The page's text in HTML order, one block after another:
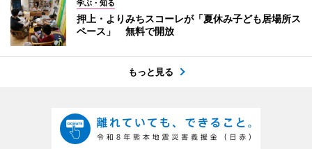
学ぶ・知る
押上・よりみちスコーレが「夏休み子ども居場所ス
ペース」 無料で開放
もっと見る